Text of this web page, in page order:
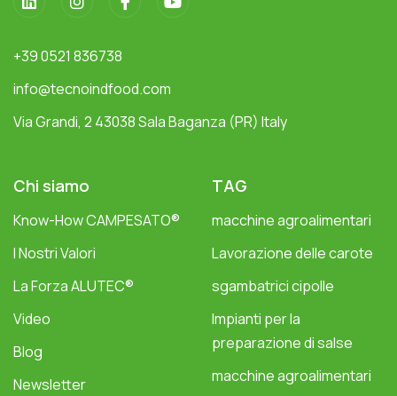
+39 0521 836738
info@tecnoindfood.com
Via Grandi, 2 43038 Sala Baganza (PR) Italy
Chi siamo
Know-How CAMPESATO®
I Nostri Valori
La Forza ALUTEC®
Video
Blog
Newsletter
TAG
macchine agroalimentari
Lavorazione delle carote
sgambatrici cipolle
Impianti per la
preparazione di salse
macchine agroalimentari